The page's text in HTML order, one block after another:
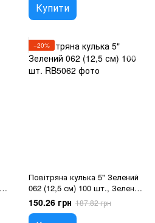
Купити
−20%
Повітряна кулька 5" Зелений
062 (12,5 см) 100 шт., Зелений,
100 шт., 5"/12.5см, Зелений,
Гелій або повітря
150.26 грн 187.82 грн